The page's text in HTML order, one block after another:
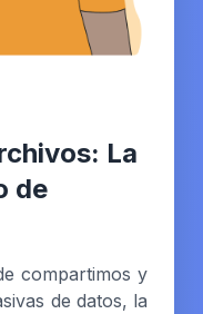
La
de
compartimos y
de datos, la